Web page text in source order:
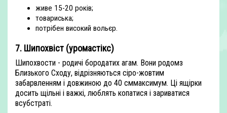
живе 15-20 років;
товариська;
потрібен високий вольєр.
7. Шипохвіст (уромастікс)
Шипохвости - родичі бородатих агам. Вони родомз
Близького Сходу, відрізняються сіро-жовтим
забарвленням і довжиною до 40 сммаксимум. Ці ящірки
досить щільні і важкі, люблять копатися і зариватися
всубстраті.